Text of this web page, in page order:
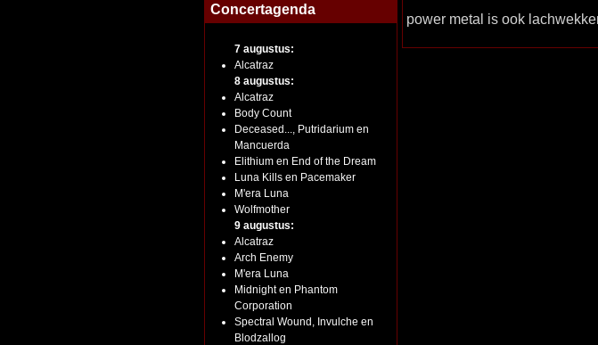
Concertagenda
7 augustus:
Alcatraz
8 augustus:
Alcatraz
Body Count
Deceased..., Putridarium en
Mancuerda
Elithium en End of the Dream
Luna Kills en Pacemaker
M'era Luna
Wolfmother
9 augustus:
Alcatraz
Arch Enemy
M'era Luna
Midnight en Phantom
Corporation
Spectral Wound, Invulche en
Blodzallog
power metal is ook